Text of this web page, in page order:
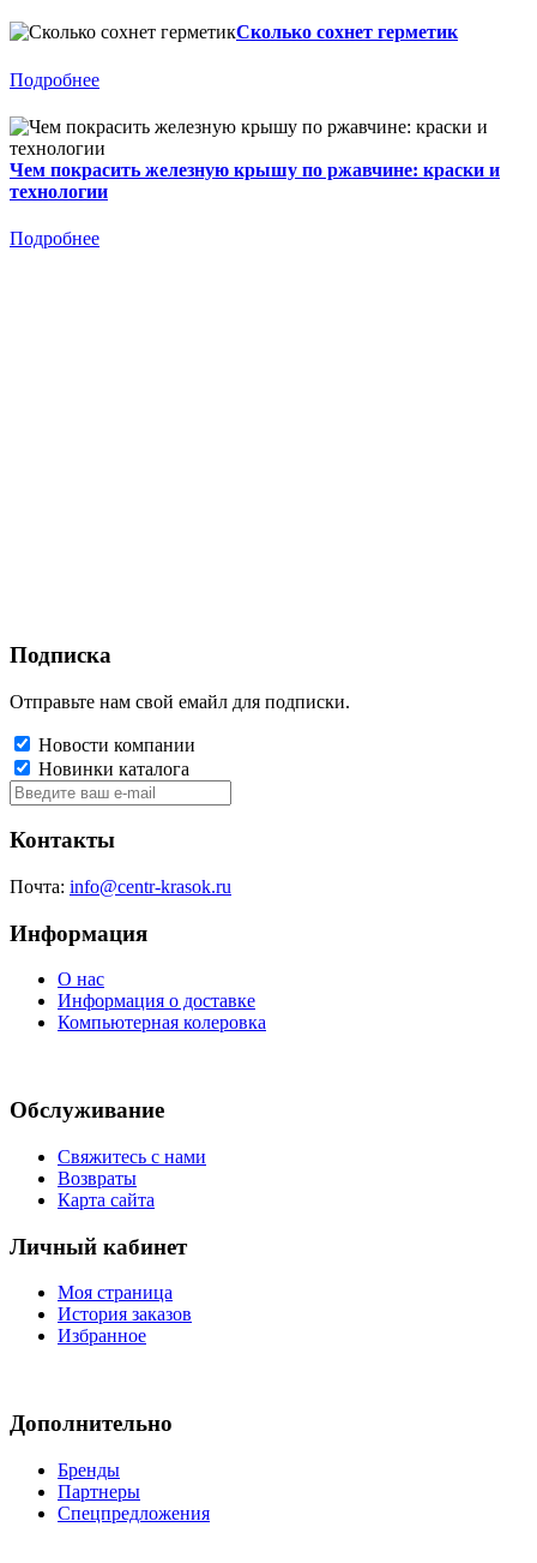
Сколько сохнет герметик
Подробнее
Чем покрасить железную крышу по ржавчине: краски и
технологии
Подробнее
Подписка
Отправьте нам свой емайл для подписки.
Новости компании
Новинки каталога
Контакты
Почта: info@centr-krasok.ru
Информация
О нас
Информация о доставке
Компьютерная колеровка
Обслуживание
Свяжитесь с нами
Возвраты
Карта сайта
Личный кабинет
Моя страница
История заказов
Избранное
Дополнительно
Бренды
Партнеры
Спецпредложения